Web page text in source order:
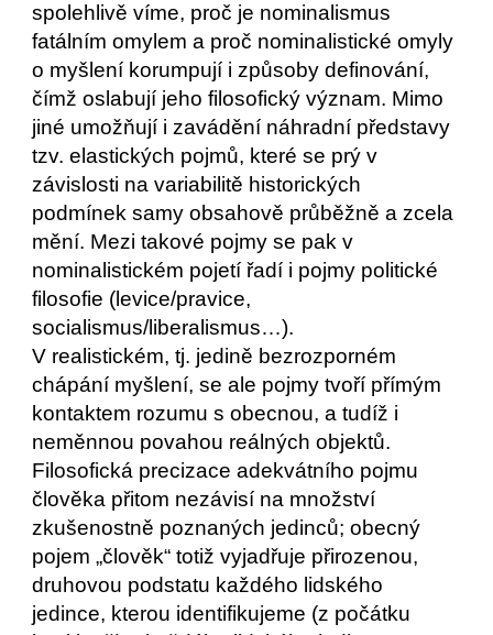
spolehlivě víme, proč je nominalismus
fatálním omylem a proč nominalistické omyly
o myšlení korumpují i způsoby definování,
čímž oslabují jeho filosofický význam. Mimo
jiné umožňují i zavádění náhradní představy
tzv. elastických pojmů, které se prý v
závislosti na variabilitě historických
podmínek samy obsahově průběžně a zcela
mění. Mezi takové pojmy se pak v
nominalistickém pojetí řadí i pojmy politické
filosofie (levice/pravice,
socialismus/liberalismus…).
V realistickém, tj. jedině bezrozporném
chápání myšlení, se ale pojmy tvoří přímým
kontaktem rozumu s obecnou, a tudíž i
neměnnou povahou reálných objektů.
Filosofická precizace adekvátního pojmu
člověka přitom nezávisí na množství
zkušenostně poznaných jedinců; obecný
pojem „člověk“ totiž vyjadřuje přirozenou,
druhovou podstatu každého lidského
jedince, kterou identifikujeme (z počátku